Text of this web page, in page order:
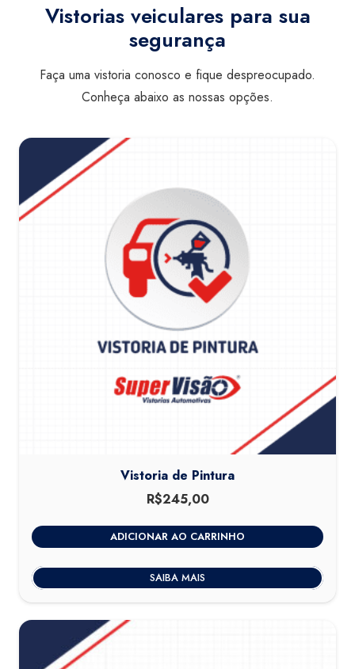
Vistorias veiculares para sua
segurança
Faça uma vistoria conosco e fique despreocupado.
Conheça abaixo as nossas opções.
Vistoria de Pintura
R$245,00
ADICIONAR AO CARRINHO
SAIBA MAIS